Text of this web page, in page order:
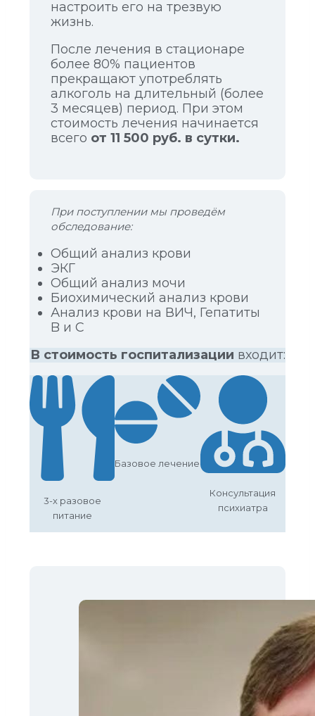
настроить его на трезвую
жизнь.
После лечения в стационаре
более 80% пациентов
прекращают употреблять
алкоголь на длительный (более
3 месяцев) период. При этом
стоимость лечения начинается
всего от 11 500 руб. в сутки.
При поступлении мы проведём
обследование:
Общий анализ крови
ЭКГ
Общий анализ мочи
Биохимический анализ крови
Анализ крови на ВИЧ, Гепатиты
B и C
В стоимость госпитализации входит:
3-х разовое
питание
Базовое лечение
Консультация
психиатра